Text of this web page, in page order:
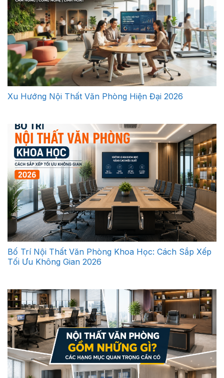
Xu Hướng Nội Thất Văn Phòng Hiện Đại 2026
Bố Trí Nội Thất Văn Phòng Khoa Học: Cách Sắp Xếp
Tối Ưu Không Gian 2026